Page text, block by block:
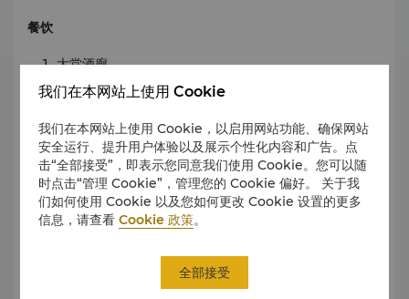
餐饮
大堂酒廊
扬子轩
皖咖啡
商务中心
商务中心提供各种综合商务及秘书支持服务
我们在本网站上使用 Cookie
我们在本网站上使用 Cookie，以启用网站功能、确保网站
安全运行、提升用户体验以及展示个性化内容和广告。点
击“全部接受”，即表示您同意我们使用 Cookie。您可以随
时点击“管理 Cookie”，管理您的 Cookie 偏好。 关于我
们如何使用 Cookie 以及您如何更改 Cookie 设置的更多
信息，请查看Cookie 政策。
全部接受